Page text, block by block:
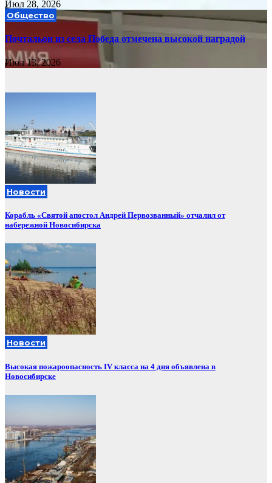
Июл 28, 2026
Общество
Почтальон из села Победа отмечена высокой наградой
Июл 13, 2026
Новости
Корабль «Святой апостол Андрей Первозванный» отчалил от
набережной Новосибирска
Новости
Высокая пожароопасность IV класса на 4 дня объявлена в
Новосибирске